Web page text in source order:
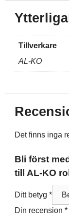
Tillverkare
AL-KO
Det finns inga
Bli först
till AL-KO
Ditt betyg *
Din recension *